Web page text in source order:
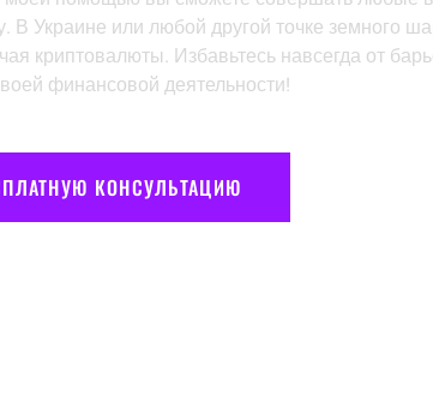
В Украине или любой другой точке земного
криптовалюты. Избавьтесь навсегда от
финансовой деятельности!
КОНСУЛЬТАЦИЮ